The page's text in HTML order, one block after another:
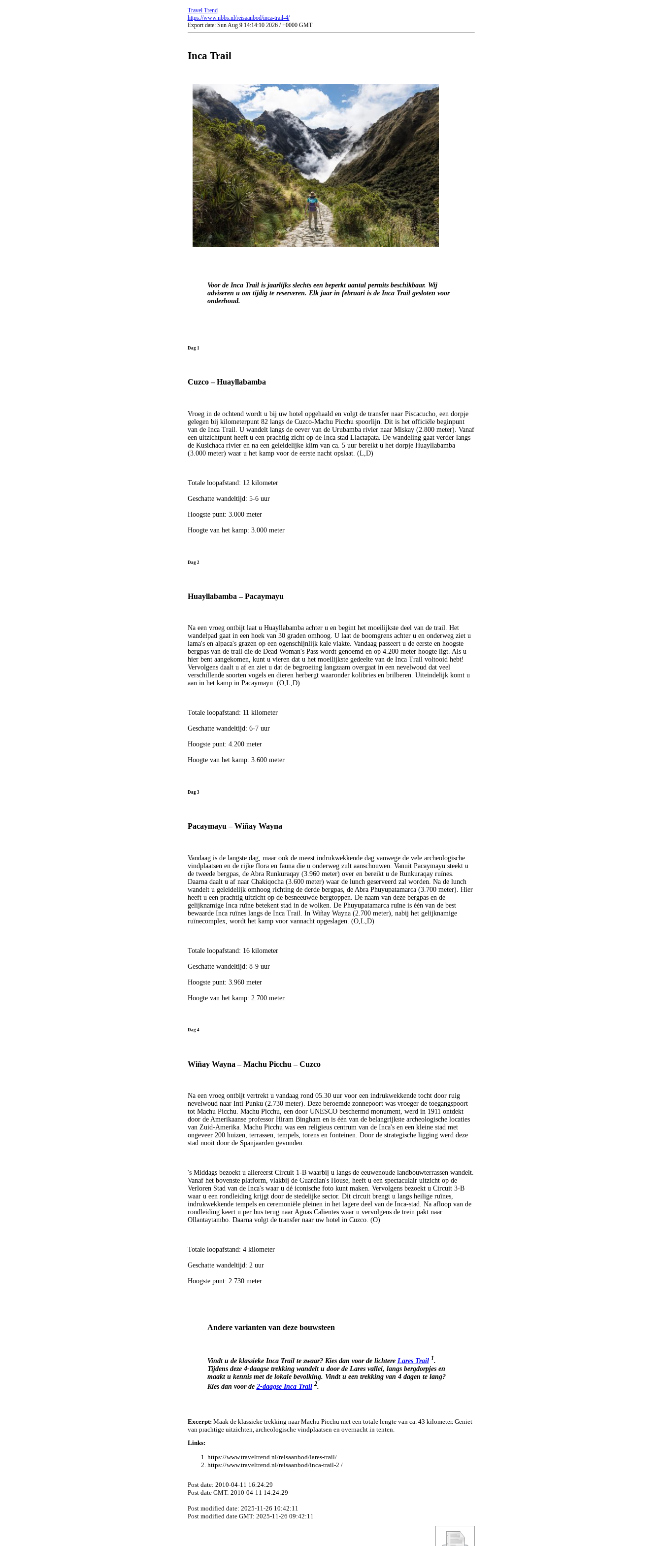
Travel Trend
https://www.nbbs.nl/reisaanbod/inca-trail-4/
Export date: Sun Aug 9 14:14:10 2026 / +0000 GMT
Inca Trail
Voor de Inca Trail is jaarlijks slechts een beperkt aantal permits beschikbaar. Wij
adviseren u om tijdig te reserveren. Elk jaar in februari is de Inca Trail gesloten voor
onderhoud.
Dag 1
Cuzco – Huayllabamba
Vroeg in de ochtend wordt u bij uw hotel opgehaald en volgt de transfer naar Piscacucho, een dorpje
gelegen bij kilometerpunt 82 langs de Cuzco-Machu Picchu spoorlijn. Dit is het officiële beginpunt
van de Inca Trail. U wandelt langs de oever van de Urubamba rivier naar Miskay (2.800 meter). Vanaf
een uitzichtpunt heeft u een prachtig zicht op de Inca stad Llactapata. De wandeling gaat verder langs
de Kusichaca rivier en na een geleidelijke klim van ca. 5 uur bereikt u het dorpje Huayllabamba
(3.000 meter) waar u het kamp voor de eerste nacht opslaat. (L,D)
Totale loopafstand: 12 kilometer
Geschatte wandeltijd: 5-6 uur
Hoogste punt: 3.000 meter
Hoogte van het kamp: 3.000 meter
Dag 2
Huayllabamba – Pacaymayu
Na een vroeg ontbijt laat u Huayllabamba achter u en begint het moeilijkste deel van de trail. Het
wandelpad gaat in een hoek van 30 graden omhoog. U laat de boomgrens achter u en onderweg ziet u
lama's en alpaca's grazen op een ogenschijnlijk kale vlakte. Vandaag passeert u de eerste en hoogste
bergpas van de trail die de Dead Woman's Pass wordt genoemd en op 4.200 meter hoogte ligt. Als u
hier bent aangekomen, kunt u vieren dat u het moeilijkste gedeelte van de Inca Trail voltooid hebt!
Vervolgens daalt u af en ziet u dat de begroeiing langzaam overgaat in een nevelwoud dat veel
verschillende soorten vogels en dieren herbergt waaronder kolibries en brilberen. Uiteindelijk komt u
aan in het kamp in Pacaymayu. (O,L,D)
Totale loopafstand: 11 kilometer
Geschatte wandeltijd: 6-7 uur
Hoogste punt: 4.200 meter
Hoogte van het kamp: 3.600 meter
Dag 3
Pacaymayu – Wiñay Wayna
Vandaag is de langste dag, maar ook de meest indrukwekkende dag vanwege de vele archeologische
vindplaatsen en de rijke flora en fauna die u onderweg zult aanschouwen. Vanuit Pacaymayu steekt u
de tweede bergpas, de Abra Runkuraqay (3.960 meter) over en bereikt u de Runkuraqay ruïnes.
Daarna daalt u af naar Chakiqocha (3.600 meter) waar de lunch geserveerd zal worden. Na de lunch
wandelt u geleidelijk omhoog richting de derde bergpas, de Abra Phuyupatamarca (3.700 meter). Hier
heeft u een prachtig uitzicht op de besneeuwde bergtoppen. De naam van deze bergpas en de
gelijknamige Inca ruïne betekent stad in de wolken. De Phuyupatamarca ruïne is één van de best
bewaarde Inca ruïnes langs de Inca Trail. In Wiñay Wayna (2.700 meter), nabij het gelijknamige
ruïnecomplex, wordt het kamp voor vannacht opgeslagen. (O,L,D)
Totale loopafstand: 16 kilometer
Geschatte wandeltijd: 8-9 uur
Hoogste punt: 3.960 meter
Hoogte van het kamp: 2.700 meter
Dag 4
Wiñay Wayna – Machu Picchu – Cuzco
Na een vroeg ontbijt vertrekt u vandaag rond 05.30 uur voor een indrukwekkende tocht door ruig
nevelwoud naar Inti Punku (2.730 meter). Deze beroemde zonnepoort was vroeger de toegangspoort
tot Machu Picchu. Machu Picchu, een door UNESCO beschermd monument, werd in 1911 ontdekt
door de Amerikaanse professor Hiram Bingham en is één van de belangrijkste archeologische locaties
van Zuid-Amerika. Machu Picchu was een religieus centrum van de Inca's en een kleine stad met
ongeveer 200 huizen, terrassen, tempels, torens en fonteinen. Door de strategische ligging werd deze
stad nooit door de Spanjaarden gevonden.
's Middags bezoekt u allereerst Circuit 1-B waarbij u langs de eeuwenoude landbouwterrassen wandelt.
Vanaf het bovenste platform, vlakbij de Guardian's House, heeft u een spectaculair uitzicht op de
Verloren Stad van de Inca's waar u dé iconische foto kunt maken. Vervolgens bezoekt u Circuit 3-B
waar u een rondleiding krijgt door de stedelijke sector. Dit circuit brengt u langs heilige ruïnes,
indrukwekkende tempels en ceremoniële pleinen in het lagere deel van de Inca-stad. Na afloop van de
rondleiding keert u per bus terug naar Aguas Calientes waar u vervolgens de trein pakt naar
Ollantaytambo. Daarna volgt de transfer naar uw hotel in Cuzco. (O)
Totale loopafstand: 4 kilometer
Geschatte wandeltijd: 2 uur
Hoogste punt: 2.730 meter
Andere varianten van deze bouwsteen
Vindt u de klassieke Inca Trail te zwaar? Kies dan voor de lichtere Lares Trail 1.
Tijdens deze 4-daagse trekking wandelt u door de Lares vallei, langs bergdorpjes en
maakt u kennis met de lokale bevolking. Vindt u een trekking van 4 dagen te lang?
Kies dan voor de 2-daagse Inca Trail 2.
Excerpt: Maak de klassieke trekking naar Machu Picchu met een totale lengte van ca. 43 kilometer. Geniet
van prachtige uitzichten, archeologische vindplaatsen en overnacht in tenten.
Links:
https://www.traveltrend.nl/reisaanbod/lares-trail/
https://www.traveltrend.nl/reisaanbod/inca-trail-2 /
Post date: 2010-04-11 16:24:29
Post date GMT: 2010-04-11 14:24:29
Post modified date: 2025-11-26 10:42:11
Post modified date GMT: 2025-11-26 09:42:11